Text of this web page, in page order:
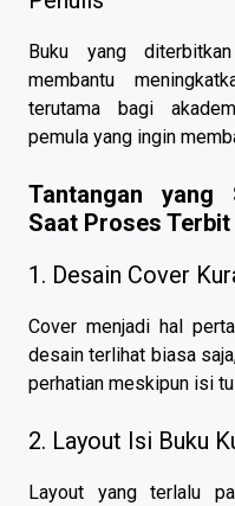
Buku yang
membantu
terutama bagi
pemula yang ingin
Tantangan yang
Saat Proses Terbit
1. Desain Cover
Cover menjadi hal
desain terlihat biasa
perhatian meskipun isi
2. Layout Isi Buku
Layout yang terlalu